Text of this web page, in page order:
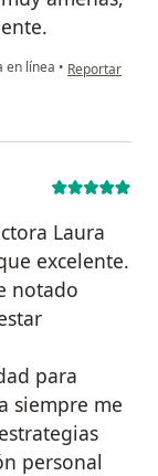
en línea • en opinión del
Reportar
Laura
excelente.
notado
para
siempre me
personal